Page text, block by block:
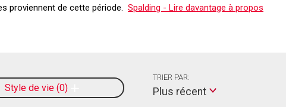
proviennent de cette période. Spalding - Lire davantage à propos
Style de vie 0
TRIER PAR:
Plus récent